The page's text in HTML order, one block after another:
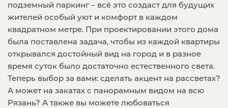
подземный паркинг – всё это создаст для будущих
жителей особый уют и комфорт в каждом
квадратном метре. При проектировании этого дома
была поставлена задача, чтобы из каждой квартиры
открывался достойный вид на город и в разное
время суток было достаточно естественного света.
Теперь выбор за вами: сделать акцент на рассветах?
А может на закатах с панорамным видом на всю
Рязань? А также вы можете любоваться